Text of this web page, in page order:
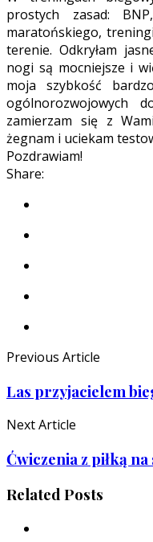
prostych zasad:
maratońskiego,
terenie. Odkryłam
nogi są mocniejsze i
moja szybkość
ogólnorozwojowych
zamierzam się z
żegnam i uciekam
Pozdrawiam!
Share:
Previous Article
Las przyjacielem
Next Article
Ćwiczenia z piłką
Related Posts